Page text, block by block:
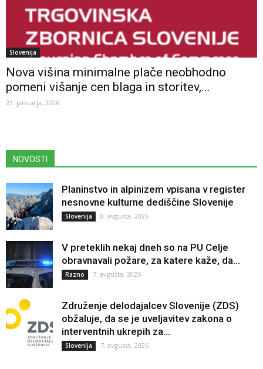
Slovenija
Nova višina minimalne plače neobhodno
pomeni višanje cen blaga in storitev,...
23. januarja, 2026
NOVOSTI
Planinstvo in alpinizem vpisana v register
nesnovne kulturne dediščine Slovenije
Slovenija 8. avgusta, 2026
V preteklih nekaj dneh so na PU Celje
obravnavali požare, za katere kaže, da...
Razno 7. avgusta, 2026
Združenje delodajalcev Slovenije (ZDS)
obžaluje, da se je uveljavitev zakona o
interventnih ukrepih za...
Slovenija 7. avgusta, 2026